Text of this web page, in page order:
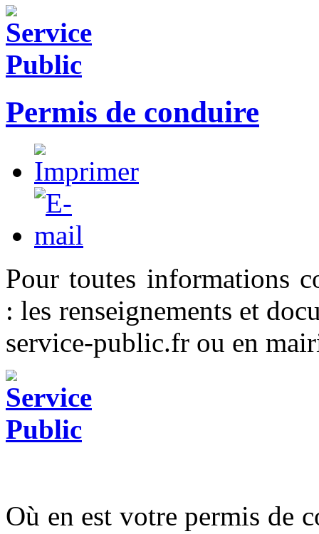
Permis de conduire
Pour toutes informations
: les renseignements et
service-public.fr ou en
Où en est votre permis de